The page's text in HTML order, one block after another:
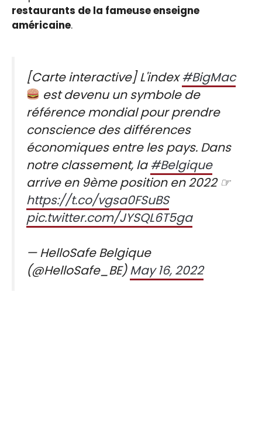
restaurants de la fameuse enseigne
américaine.
[Carte interactive] L'index#BigMac
est devenu un symbole de
référence mondial pour prendre
conscience des différences
économiques entre les pays. Dans
notre classement, la#Belgique
arrive en 9ème position en 2022 ☞
https://t.co/vgsa0FSuBS
pic.twitter.com/JYSQL6T5ga
— HelloSafe Belgique
(@HelloSafe_BE)May 16, 2022